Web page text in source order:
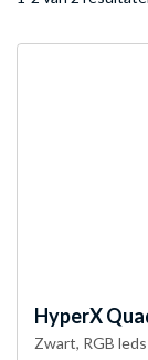
HyperX
Zwart, RGB leds